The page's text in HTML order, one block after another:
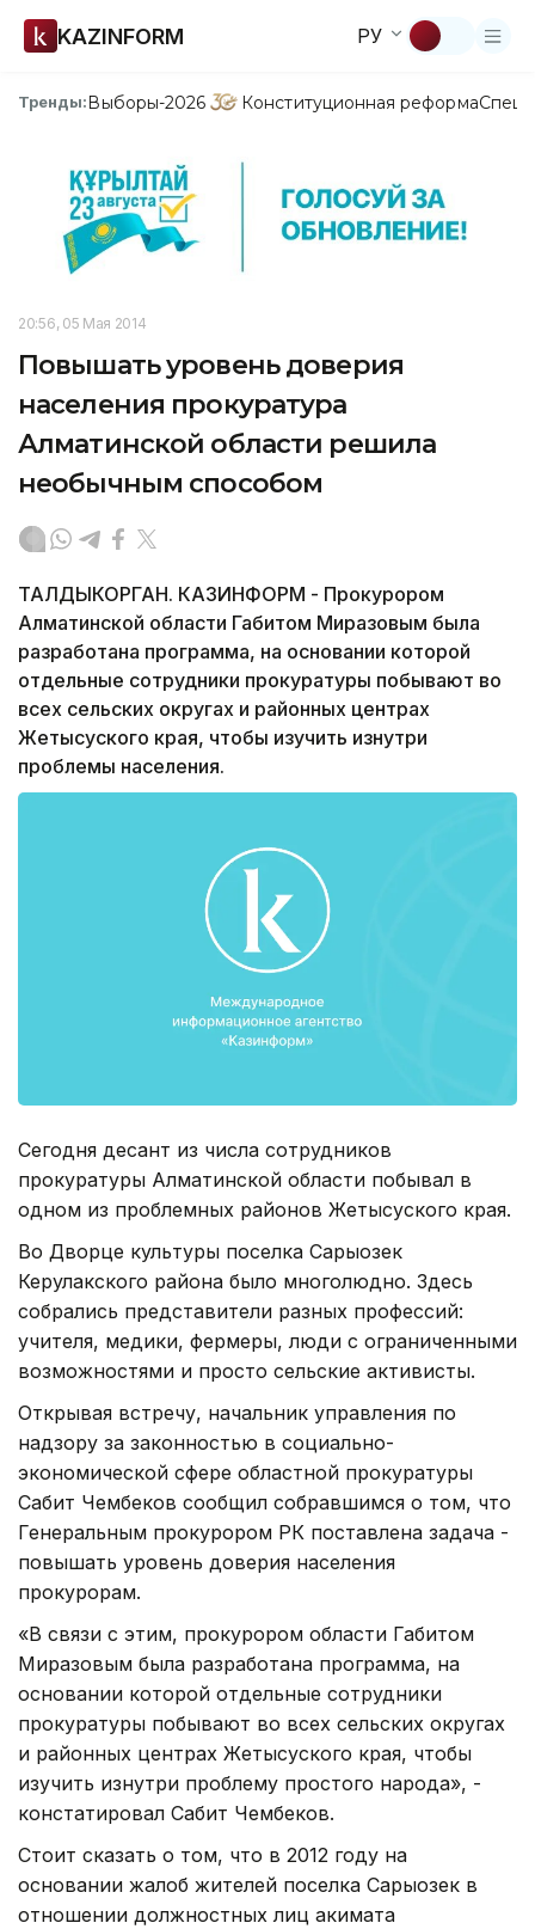
KAZINFORM РУ
Тренды:Выборы-2026 Конституционная реформа
20:56, 05 Мая 2014
Повышать уровень доверия
населения прокуратура
Алматинской области решила
необычным способом
ТАЛДЫКОРГАН. КАЗИНФОРМ - Прокурором
Алматинской области Габитом Миразовым была
разработана программа, на основании которой
отдельные сотрудники прокуратуры побывают во
всех сельских округах и районных центрах
Жетысуского края, чтобы изучить изнутри
проблемы населения.
Сегодня десант из числа сотрудников
прокуратуры Алматинской области побывал в
одном из проблемных районов Жетысуского края.
Во Дворце культуры поселка Сарыозек
Керулакского района было многолюдно. Здесь
собрались представители разных профессий:
учителя, медики, фермеры, люди с ограниченными
возможностями и просто сельские активисты.
Открывая встречу, начальник управления по
надзору за законностью в социально-
экономической сфере областной прокуратуры
Сабит Чембеков сообщил собравшимся о том, что
Генеральным прокурором РК поставлена задача -
повышать уровень доверия населения
прокурорам.
«В связи с этим, прокурором области Габитом
Миразовым была разработана программа, на
основании которой отдельные сотрудники
прокуратуры побывают во всех сельских округах
и районных центрах Жетысуского края, чтобы
изучить изнутри проблему простого народа», -
констатировал Сабит Чембеков.
Стоит сказать о том, что в 2012 году на
основании жалоб жителей поселка Сарыозек в
отношении должностных лиц акимата